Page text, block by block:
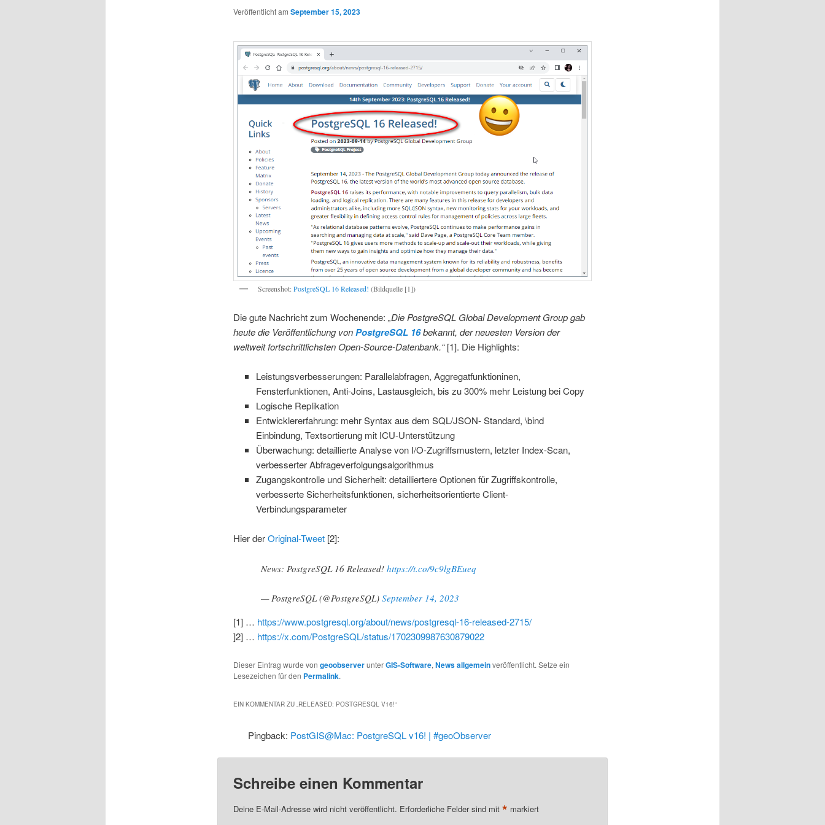
Veröffentlicht am September 15, 2023
Screenshot:PostgreSQL 16 Released! (Bildquelle [1])
Die gute Nachricht zum Wochenende: „Die PostgreSQL Global Development Group gab
heute die Veröffentlichung vonPostgreSQL 16bekannt, der neuesten Version der
weltweit fortschrittlichsten Open-Source-Datenbank.“[1]. Die Highlights:
Leistungsverbesserungen: Parallelabfragen, Aggregatfunktioninen,
Fensterfunktionen, Anti-Joins, Lastausgleich, bis zu 300% mehr Leistung bei Copy
Logische Replikation
Entwicklererfahrung: mehr Syntax aus dem SQL/JSON- Standard, \bind
Einbindung, Textsortierung mit ICU-Unterstützung
Überwachung: detaillierte Analyse von I/O-Zugriffsmustern, letzter Index-Scan,
verbesserter Abfrageverfolgungsalgorithmus
Zugangskontrolle und Sicherheit: detailliertere Optionen für Zugriffskontrolle,
verbesserte Sicherheitsfunktionen, sicherheitsorientierte Client-
Verbindungsparameter
Hier derOriginal-Tweet[2]:
News: PostgreSQL 16 Released! https://t.co/9c9lgBEueq
— PostgreSQL (@PostgreSQL) September 14, 2023
[1] … https://www.postgresql.org/about/news/postgresql-16-released-2715/
]2] … https://x.com/PostgreSQL/status/1702309987630879022
Dieser Eintrag wurde von geoobserverunterGIS-Software, News allgemeinveröffentlicht. Setze ein
Lesezeichen für den Permalink.
EIN KOMMENTAR ZU „RELEASED: POSTGRESQL V16!“
Pingback: PostGIS@Mac: PostgreSQL v16! | #geoObserver
Schreibe einen Kommentar
Deine E-Mail-Adresse wird nicht veröffentlicht. Erforderliche Felder sind mit * markiert